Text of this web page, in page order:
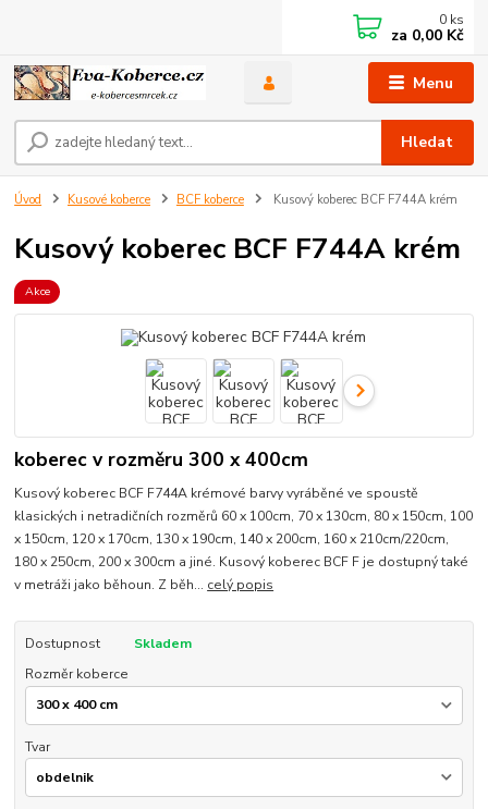
Menu
Hledat
0 ks
za 0,00 Kč
Úvod Kusové koberce BCF koberce Kusový koberec BCF F744A krém
Kusový koberec BCF F744A krém
Akce
koberec v rozměru 300 x 400cm
Kusový koberec BCF F744A krémové barvy vyráběné ve spoustě
klasických i netradičních rozměrů 60 x 100cm, 70 x 130cm, 80 x 150cm, 100
x 150cm, 120 x 170cm, 130 x 190cm, 140 x 200cm, 160 x 210cm/220cm,
180 x 250cm, 200 x 300cm a jiné. Kusový koberec BCF F je dostupný také
v metráži jako běhoun. Z běh... celý popis
Dostupnost
Skladem
Rozměr koberce
Tvar